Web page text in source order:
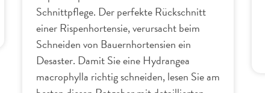
Schnittpflege. Der perfekte Rückschnitt
einer Rispenhortensie, verursacht beim
Schneiden von Bauernhortensien ein
Desaster. Damit Sie eine Hydrangea
macrophylla richtig schneiden, lesen Sie am